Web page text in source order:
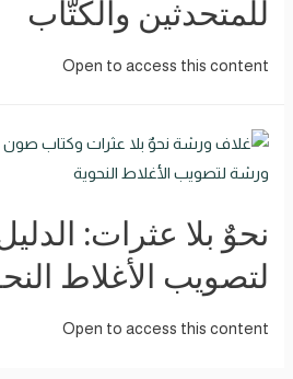
للمتحدثين والكُتّاب
Open to access this content
نحوٌ بلا عثرات:
لتصويب الأغلاط
Open to access this content